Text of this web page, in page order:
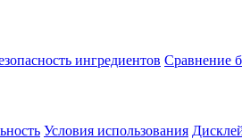
ингредиентов Сравнение
Условия использования